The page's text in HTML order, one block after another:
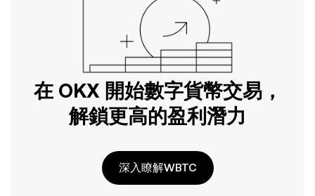
在 OKX 開始數字貨幣交易，
解鎖更高的盈利潛力
深入瞭解WBTC